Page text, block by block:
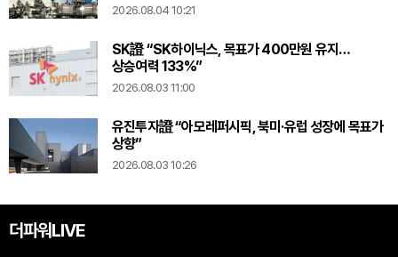
2026.08.04 10:21
SK證 “SK하이닉스, 목표가 400만원 유지…
상승여력 133%”
2026.08.03 11:00
유진투자證 “아모레퍼시픽, 북미·유럽 성장에 목표가
상향”
2026.08.03 10:26
더파워LIVE